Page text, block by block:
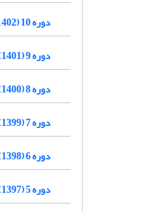
دوره 10 (1402)
دوره 9 (1401)
دوره 8 (1400)
دوره 7 (1399)
دوره 6 (1398)
دوره 5 (1397)